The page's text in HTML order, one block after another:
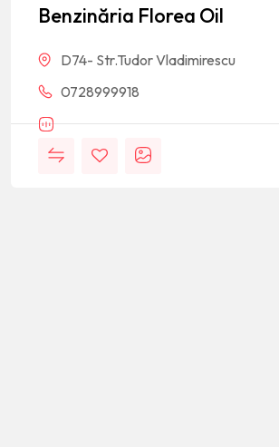
Benzinăria Florea Oil
D74- Str.Tudor Vladimirescu
0728999918